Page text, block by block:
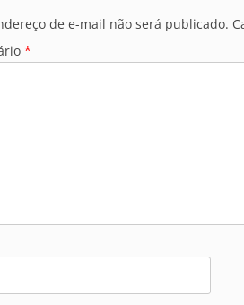
de e-mail não será publicado.
*